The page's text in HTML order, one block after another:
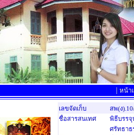
| หน้า
เลขจัดเก็บ
สพ(ง
ชื่อสารสนเทศ
พิธีบรรจุ
ศรัทธาธ